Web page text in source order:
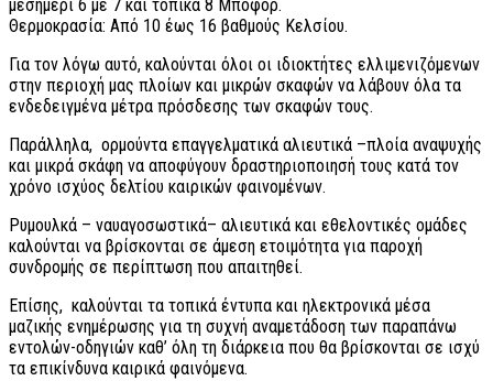
μεσημέρι 6 με 7 και τοπικά 8 Μποφόρ.
Θερμοκρασία: Από 10 έως 16 βαθμούς Κελσίου.
Για τον λόγω αυτό, καλούνται όλοι οι ιδιοκτήτες ελλιμενιζόμενων
στην περιοχή μας πλοίων και μικρών σκαφών να λάβουν όλα τα
ενδεδειγμένα μέτρα πρόσδεσης των σκαφών τους.
Παράλληλα, ορμούντα επαγγελματικά αλιευτικά –πλοία αναψυχής
και μικρά σκάφη να αποφύγουν δραστηριοποιησή τους κατά τον
χρόνο ισχύος δελτίου καιρικών φαινομένων.
Ρυμουλκά – ναυαγοσωστικά– αλιευτικά και εθελοντικές ομάδες
καλούνται να βρίσκονται σε άμεση ετοιμότητα για παροχή
συνδρομής σε περίπτωση που απαιτηθεί.
Επίσης, καλούνται τα τοπικά έντυπα και ηλεκτρονικά μέσα
μαζικής ενημέρωσης για τη συχνή αναμετάδοση των παραπάνω
εντολών-οδηγιών καθ’ όλη τη διάρκεια που θα βρίσκονται σε ισχύ
τα επικίνδυνα καιρικά φαινόμενα.